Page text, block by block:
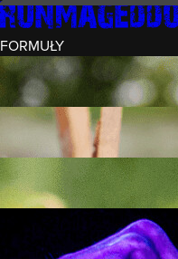
FORMUŁY
INTRO (¼)
15 PRZESZKÓD
3
REKRUT (½)
30 PRZESZKÓD
RUNMAGEDDON
50 PRZESZKÓD
12
NOCNY REKRUT (½)
30 PRZESZKÓD
6